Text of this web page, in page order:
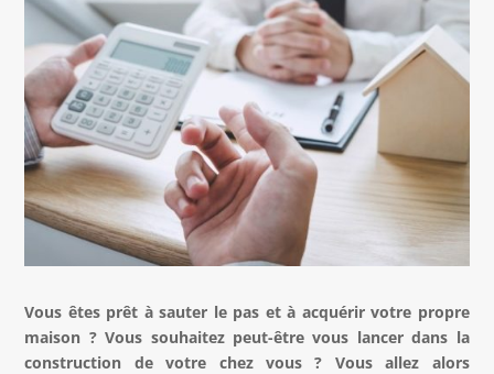
Vous êtes prêt à sauter le pas et à acquérir votre propre
maison ? Vous souhaitez peut-être vous lancer dans la
construction de votre chez vous ? Vous allez alors